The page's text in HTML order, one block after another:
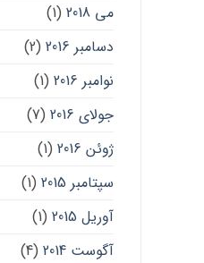
می 2018
(1)
دسامبر 2016
(2)
نوامبر 2016
(1)
جولای 2016
(7)
ژوئن 2016
(1)
سپتامبر 2015
(1)
آوریل 2015
(1)
آگوست 2014
(4)